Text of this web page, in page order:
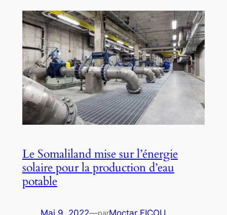
Le Somaliland mise sur l’énergie
solaire pour la production d’eau
potable
par